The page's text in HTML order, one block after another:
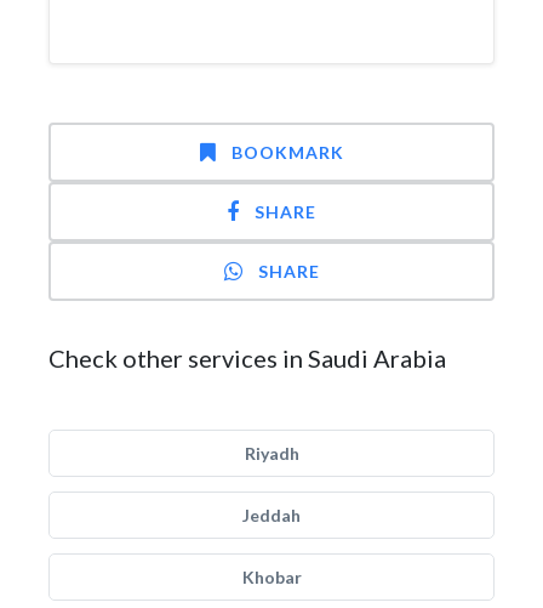
BOOKMARK
SHARE
SHARE
Check other services in Saudi Arabia
Riyadh
Jeddah
Khobar